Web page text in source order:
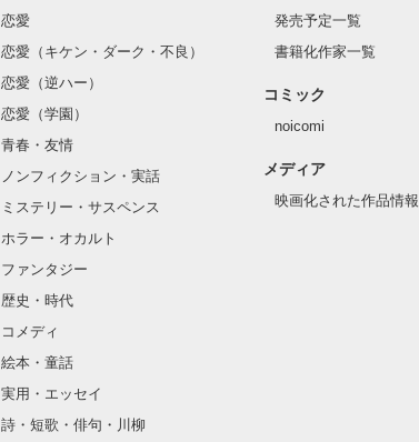
恋愛
恋愛（キケン・ダーク・不良）
恋愛（逆ハー）
恋愛（学園）
青春・友情
ノンフィクション・実話
ミステリー・サスペンス
ホラー・オカルト
ファンタジー
歴史・時代
コメディ
絵本・童話
実用・エッセイ
詩・短歌・俳句・川柳
発売予定一覧
書籍化作家一覧
コミック
noicomi
メディア
映画化された作品情報